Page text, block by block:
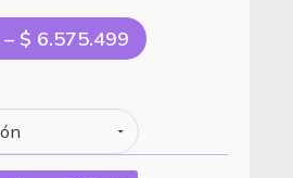
– $ 6.575.499 Price
range:
$ 6.575.499